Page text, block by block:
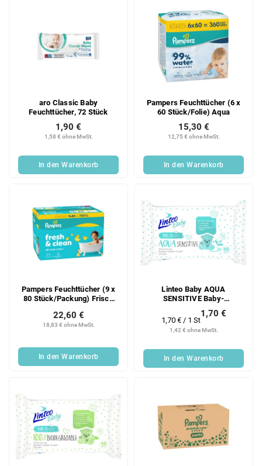
aro Classic Baby
Feuchttücher, 72 Stück
1,58 € ohne MwSt.
1,90 €
In den Warenkorb
Pampers Feuchttücher (6 x
60 Stück/Folie) Aqua
12,75 € ohne MwSt.
15,30 €
In den Warenkorb
Pampers Feuchttücher (9 x
80 Stück/Packung) Frisch
18,83 € ohne MwSt.
22,60 €
In den Warenkorb
Linteo Baby AQUA
SENSITIVE Baby-
1,42 € ohne MwSt.
1,70 €
Verkaufspreis:
1,70 € / 1 St
In den Warenkorb